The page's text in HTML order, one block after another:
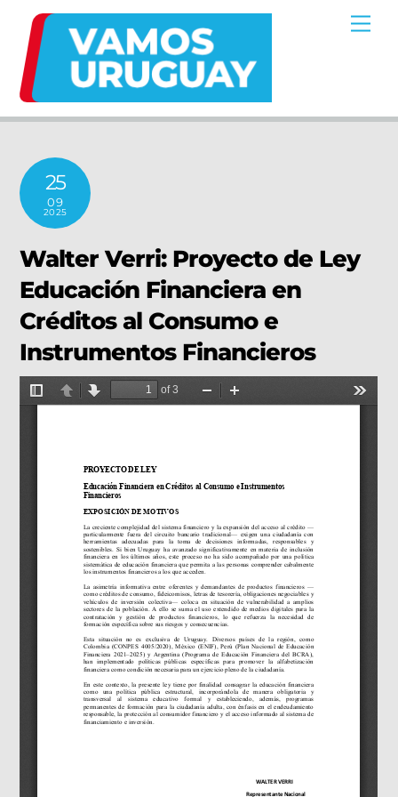
content
25
09
2025
Walter Verri: Proyecto de Ley
Educación Financiera en
Créditos al Consumo e
Instrumentos Financieros